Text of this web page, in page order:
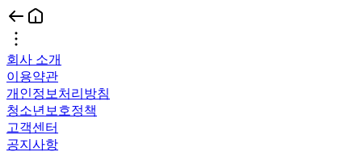
회사 소개
이용약관
개인정보처리방침
청소년보호정책
고객센터
공지사항